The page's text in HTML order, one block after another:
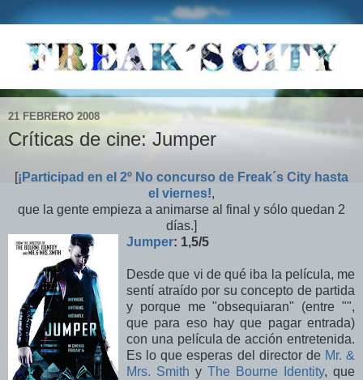
21 FEBRERO 2008
Críticas de cine: Jumper
[¡Participad en el 2º No concurso de Freak´s City hasta
el viernes!,
que la gente empieza a animarse al final y sólo quedan 2
días.]
Jumper: 1,5/5
Desde que vi de qué iba la película, me
sentí atraído por su concepto de partida
y porque me "obsequiaran" (entre "",
que para eso hay que pagar entrada)
con una película de acción entretenida.
Es lo que esperas del director de Mr. &
Mrs. Smith y The Bourne Identity, que